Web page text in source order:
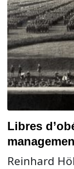
Libres
Reinhard